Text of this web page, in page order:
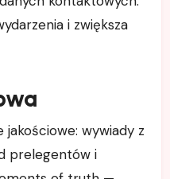
i zwiększa
wywiady z
prelegentów i